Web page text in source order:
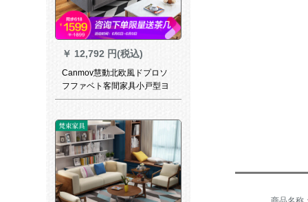
￥ 12,792 円(税込)
Canmov慧動北欧風ドプロソ
フファベト客間家具小戸型ヨ
ーロップ式ビズロック折り畳
多機能両用ソリフチェア